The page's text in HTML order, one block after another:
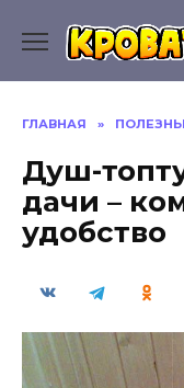
содержанию
ГЛАВНАЯ »
Душ-
дачи –
удобство